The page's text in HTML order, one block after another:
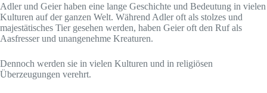
Adler und Geier haben eine lange Geschichte und Bedeutung in vielen
Kulturen auf der ganzen Welt. Während Adler oft als stolzes und
majestätisches Tier gesehen werden, haben Geier oft den Ruf als
Aasfresser und unangenehme Kreaturen.
Dennoch werden sie in vielen Kulturen und in religiösen
Überzeugungen verehrt.